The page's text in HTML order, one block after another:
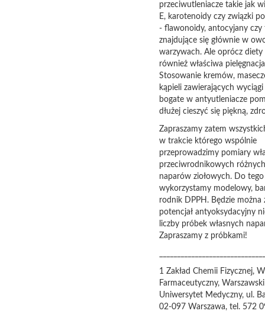
przeciwutleniacze takie jak
E, karotenoidy czy związki
- flawonoidy, antocyjany czy
znajdujące się głównie w
warzywach. Ale oprócz
również właściwa
Stosowanie kremów,
kąpieli zawierających
bogate w antyutleniacze
dłużej cieszyć się piękną,
Zapraszamy zatem
w trakcie którego wspólnie
przeprowadzimy pomiary
przeciwrodnikowych
naparów ziołowych. Do
wykorzystamy modelowy,
rodnik DPPH. Będzie można
potencjał antyoksydacyjny
liczby próbek własnych
Zapraszamy z próbkami!
1 Zakład Chemii Fizycznej,
Farmaceutyczny, Warszawski
Uniwersytet Medyczny, ul.
02-097 Warszawa, tel. 572